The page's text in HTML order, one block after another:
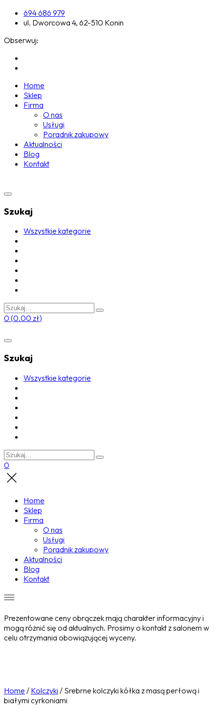
694 686 979
ul. Dworcowa 4, 62-510 Konin
Obserwuj:
Home
Sklep
Firma
O nas
Usługi
Poradnik zakupowy
Aktualności
Blog
Kontakt
Szukaj
Wszystkie kategorie
0 (0.00 zł)
Szukaj
Wszystkie kategorie
0
Home
Sklep
Firma
O nas
Usługi
Poradnik zakupowy
Aktualności
Blog
Kontakt
Prezentowane ceny obrączek mają charakter informacyjny i
mogą różnić się od aktualnych. Prosimy o kontakt z salonem w
celu otrzymania obowiązującej wyceny.
Home / Kolczyki / Srebrne kolczyki kółka z masą perłową i
białymi cyrkoniami